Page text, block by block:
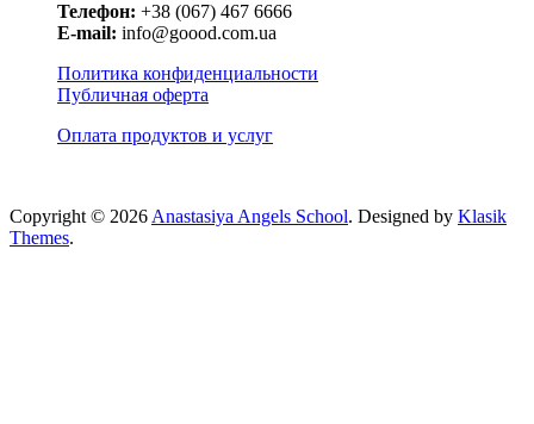
Телефон: +38 (067) 467 6666
E-mail: info@goood.com.ua
Политика конфиденциальности
Публичная оферта
Оплата продуктов и услуг
Copyright © 2026 Anastasiya Angels School. Designed by Klasik
Themes.